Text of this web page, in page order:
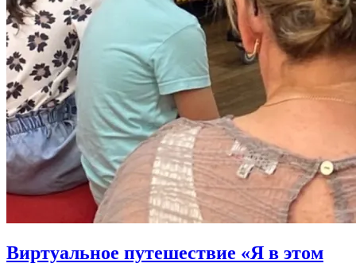
Виртуальное путешествие «Я в этом